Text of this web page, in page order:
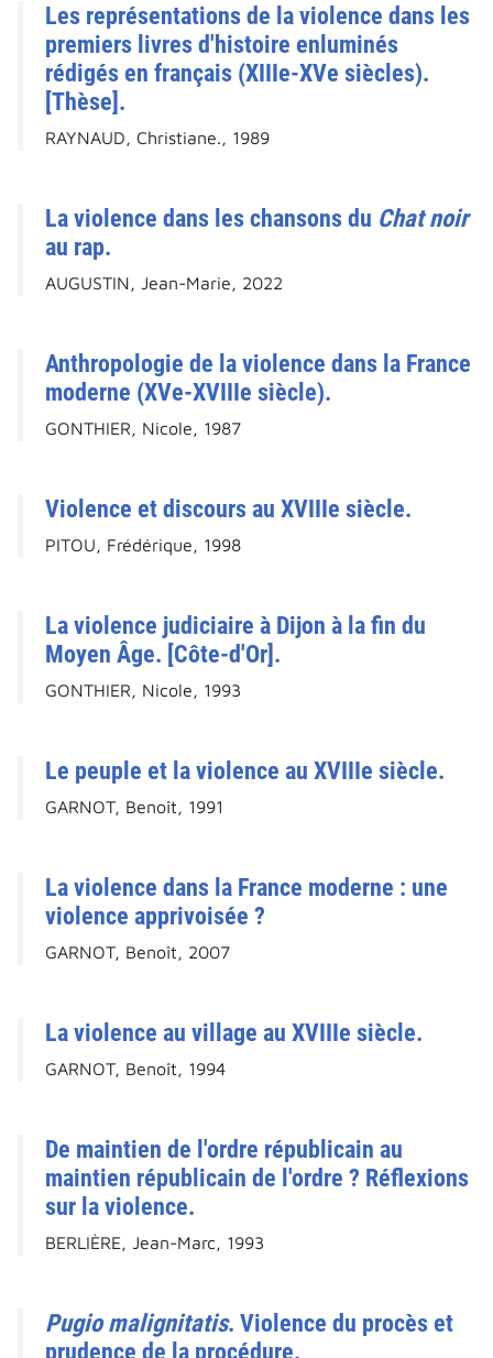
Les représentations de la violence dans les
premiers livres d'histoire enluminés
rédigés en français (XIIIe-XVe siècles).
[Thèse].
RAYNAUD, Christiane., 1989
La violence dans les chansons du Chat noir
au rap.
AUGUSTIN, Jean-Marie, 2022
Anthropologie de la violence dans la France
moderne (XVe-XVIIIe siècle).
GONTHIER, Nicole, 1987
Violence et discours au XVIIIe siècle.
PITOU, Frédérique, 1998
La violence judiciaire à Dijon à la fin du
Moyen Âge. [Côte-d'Or].
GONTHIER, Nicole, 1993
Le peuple et la violence au XVIIIe siècle.
GARNOT, Benoît, 1991
La violence dans la France moderne : une
violence apprivoisée ?
GARNOT, Benoît, 2007
La violence au village au XVIIIe siècle.
GARNOT, Benoît, 1994
De maintien de l'ordre républicain au
maintien républicain de l'ordre ? Réflexions
sur la violence.
BERLIÈRE, Jean-Marc, 1993
Pugio malignitatis. Violence du procès et
prudence de la procédure.